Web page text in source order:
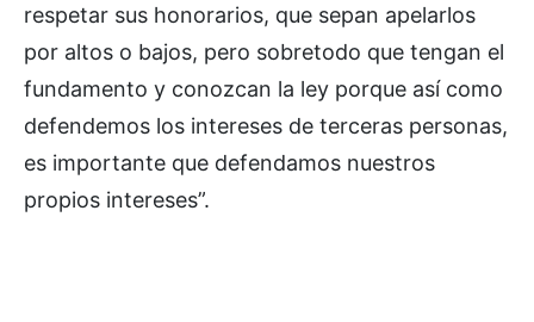
respetar sus honorarios, que sepan apelarlos
por altos o bajos, pero sobretodo que tengan el
fundamento y conozcan la ley porque así como
defendemos los intereses de terceras personas,
es importante que defendamos nuestros
propios intereses”.